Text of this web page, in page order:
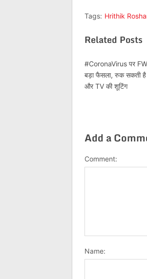
Tags: Hrithik
Related Posts
#CoronaVirus पर
बड़ा फैसला, रुक सकती है
और TV की शूटिंग
Add a
Comment:
Name: